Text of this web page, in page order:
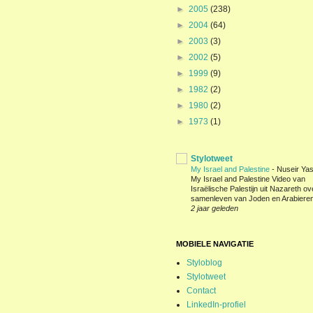
► 2005 (238)
► 2004 (64)
► 2003 (3)
► 2002 (5)
► 1999 (9)
► 1982 (2)
► 1980 (2)
► 1973 (1)
Stylotweet
My Israel and Palestine - Nuseir
My Israel and Palestine Video van
Israëlische Palestijn uit Nazareth
samenleven van Joden en
2 jaar geleden
MOBIELE NAVIGATIE
Styloblog
Stylotweet
Contact
LinkedIn-profiel